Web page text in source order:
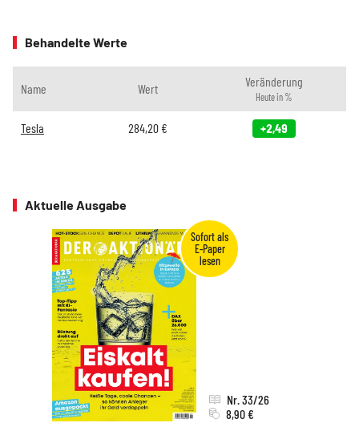
Behandelte Werte
Name Wert Veränderung
Heute in %
Tesla 284,20 € +2,49
Aktuelle Ausgabe
Nr. 33/26
8,90 €